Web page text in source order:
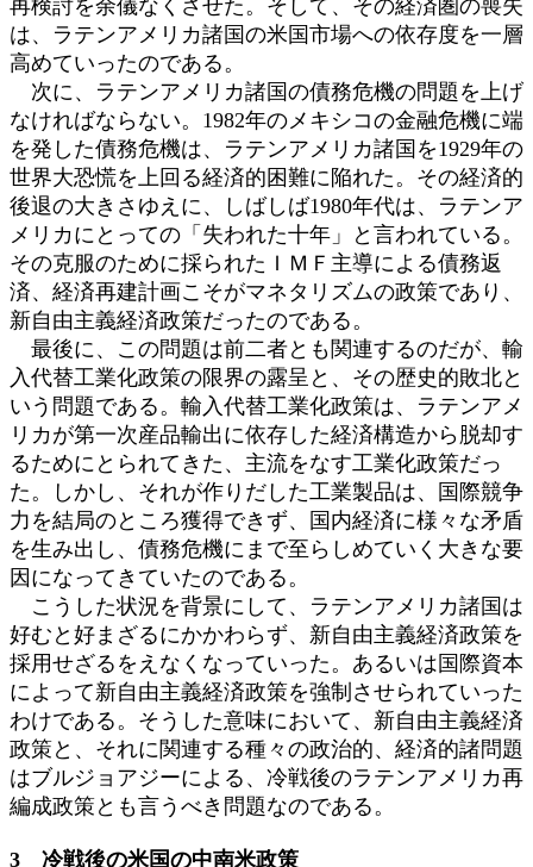
再検討を余儀なくさせた。そして、その経済圏の喪失
は、ラテンアメリカ諸国の米国市場への依存度を一層
高めていったのである。
次に、ラテンアメリカ諸国の債務危機の問題を上げ
なければならない。1982年のメキシコの金融危機に端
を発した債務危機は、ラテンアメリカ諸国を1929年の
世界大恐慌を上回る経済的困難に陥れた。その経済的
後退の大きさゆえに、しばしば1980年代は、ラテンア
メリカにとっての「失われた十年」と言われている。
その克服のために採られたＩＭＦ主導による債務返
済、経済再建計画こそがマネタリズムの政策であり、
新自由主義経済政策だったのである。
最後に、この問題は前二者とも関連するのだが、輸
入代替工業化政策の限界の露呈と、その歴史的敗北と
いう問題である。輸入代替工業化政策は、ラテンアメ
リカが第一次産品輸出に依存した経済構造から脱却す
るためにとられてきた、主流をなす工業化政策だっ
た。しかし、それが作りだした工業製品は、国際競争
力を結局のところ獲得できず、国内経済に様々な矛盾
を生み出し、債務危機にまで至らしめていく大きな要
因になってきていたのである。
こうした状況を背景にして、ラテンアメリカ諸国は
好むと好まざるにかかわらず、新自由主義経済政策を
採用せざるをえなくなっていった。あるいは国際資本
によって新自由主義経済政策を強制させられていった
わけである。そうした意味において、新自由主義経済
政策と、それに関連する種々の政治的、経済的諸問題
はブルジョアジーによる、冷戦後のラテンアメリカ再
編成政策とも言うべき問題なのである。
3 冷戦後の米国の中南米政策